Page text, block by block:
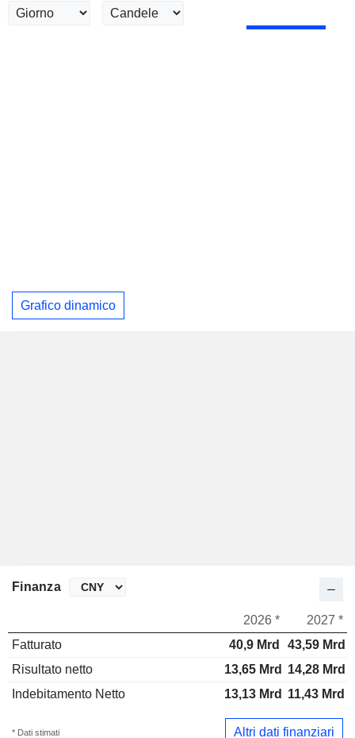
Grafico dinamico
Finanza
2026 *
2027 *
Fatturato
40,9 Mrd
43,59 Mrd
Risultato netto
13,65 Mrd
14,28 Mrd
Indebitamento Netto
13,13 Mrd 11,43 Mrd
* Dati stimati Altri dati finanziari